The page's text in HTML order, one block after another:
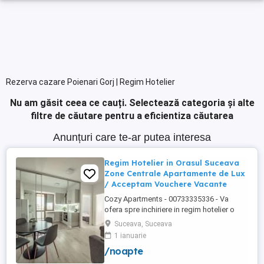
Rezerva cazare Poienari Gorj | Regim Hotelier
Nu am găsit ceea ce cauți. Selectează categoria și alte
filtre de căutare pentru a eficientiza căutarea
Anunțuri care te-ar putea interesa
Regim Hotelier in Orasul Suceava
Zone Centrale Apartamente de Lux
/ Acceptam Vouchere Vacante
Cozy Apartments - 00733335336 - Va
ofera spre inchiriere in regim hotelier o
gama variata de apartamente si
garsoniere situate in puncte cheie ale
orasului Suceava: Bulevardul George
Enescu. Kaufland George Enescu In
Suceava, Suceava
1 ianuarie
/noapte